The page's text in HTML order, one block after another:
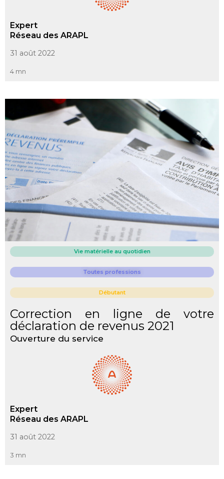
Expert
Réseau des ARAPL
31 août 2022
4 mn
Vie matérielle au quotidien
Toutes professions
Débutant
Correction en ligne de votre
déclaration de revenus 2021
Ouverture du service
Expert
Réseau des ARAPL
31 août 2022
3 mn